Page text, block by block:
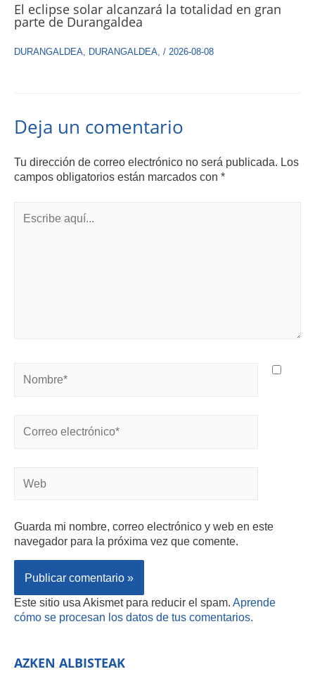
El eclipse solar alcanzará la totalidad en gran
parte de Durangaldea
DURANGALDEA DURANGALDEA / 2026-08-08
Deja un comentario
Tu dirección de correo electrónico no será publicada. Los
campos obligatorios están marcados con *
Guarda mi nombre, correo electrónico y web en este
navegador para la próxima vez que comente.
Este sitio usa Akismet para reducir el spam. Aprende
cómo se procesan los datos de tus comentarios.
AZKEN ALBISTEAK